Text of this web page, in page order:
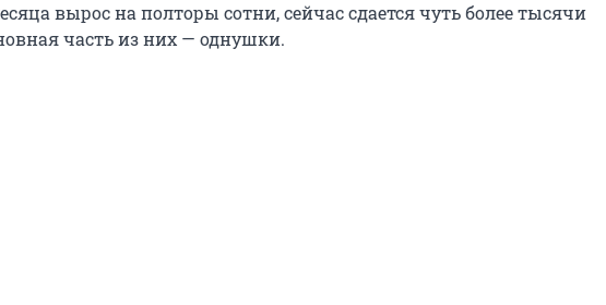
вырос на полторы сотни, сейчас сдается чуть более тысячи
часть из них — однушки.